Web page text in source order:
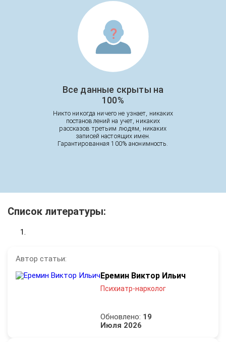
Все данные скрыты на
100%
Никто никогда ничего не узнает, никаких
постановлений на учет, никаких
рассказов третьим людям, никаких
записей настоящих имен.
Гарантированная 100% анонимность.
Список литературы:
Автор статьи:
Еремин Виктор Ильич
Психиатр-нарколог
Обновлено: 19
Июля 2026